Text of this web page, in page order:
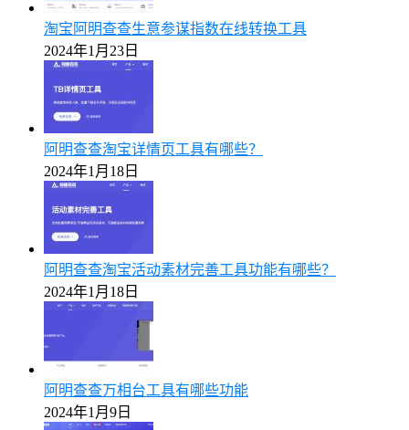
淘宝阿明查查生意参谋指数在线转换工具
2024年1月23日
阿明查查淘宝详情页工具有哪些？
2024年1月18日
阿明查查淘宝活动素材完善工具功能有哪些？
2024年1月18日
阿明查查万相台工具有哪些功能
2024年1月9日